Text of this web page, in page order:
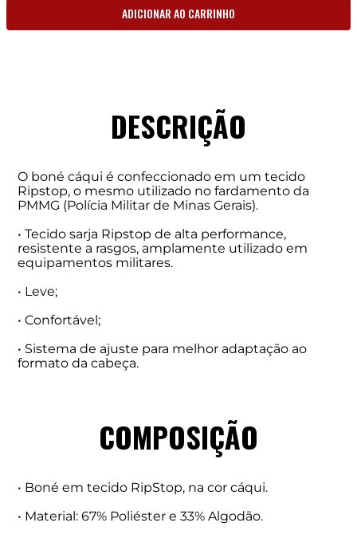
ADICIONAR AO CARRINHO
DESCRIÇÃO
O boné cáqui é confeccionado em um tecido
Ripstop, o mesmo utilizado no fardamento da
PMMG (Polícia Militar de Minas Gerais).
• Tecido sarja Ripstop de alta performance,
resistente a rasgos, amplamente utilizado em
equipamentos militares.
• Leve;
• Confortável;
• Sistema de ajuste para melhor adaptação ao
formato da cabeça.
COMPOSIÇÃO
• Boné em tecido RipStop, na cor cáqui.
• Material: 67% Poliéster e 33% Algodão.